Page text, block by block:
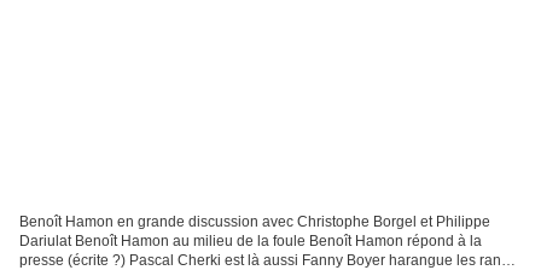
Benoît Hamon en grande discussion avec Christophe Borgel et Philippe
Dariulat Benoît Hamon au milieu de la foule Benoît Hamon répond à la
presse (écrite ?) Pascal Cherki est là aussi Fanny Boyer harangue les rangs